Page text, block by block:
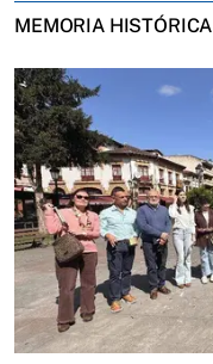
MEMORIA HISTÓRICA